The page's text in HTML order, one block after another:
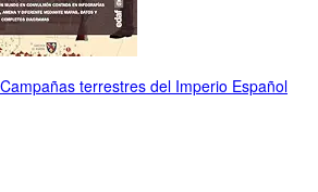
terrestres del Imperio Español